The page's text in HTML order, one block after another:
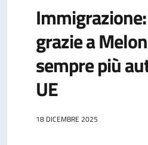
grazie a
sempre più
UE
18 DICEMBRE 2025